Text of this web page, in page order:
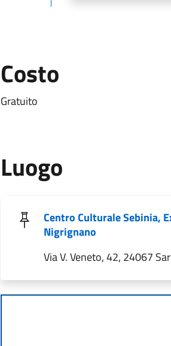
Costo
Gratuito
Luogo
Centro Culturale Sebinia,
Nigrignano
Via V. Veneto, 42, 24067